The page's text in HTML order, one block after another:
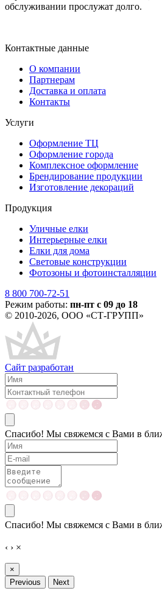
обслуживании прослужат долго.
Контактные данные
О компании
Партнерам
Доставка и оплата
Контакты
Услуги
Оформление ТЦ
Оформление города
Комплексное оформление
Брендирование продукции
Изготовление декораций
Продукция
Уличные елки
Интерьерные елки
Елки для дома
Световые конструкции
Фотозоны и фотоинсталляции
8 800 700-72-51
Режим работы: пн-пт с 09 до 18
© 2010-2026, ООО «СТ-ГРУПП»
Сайт разработан
Спасибо! Мы свяжемся с Вами в
Спасибо! Мы свяжемся с Вами в
‹ › ×
×
Previous
Next